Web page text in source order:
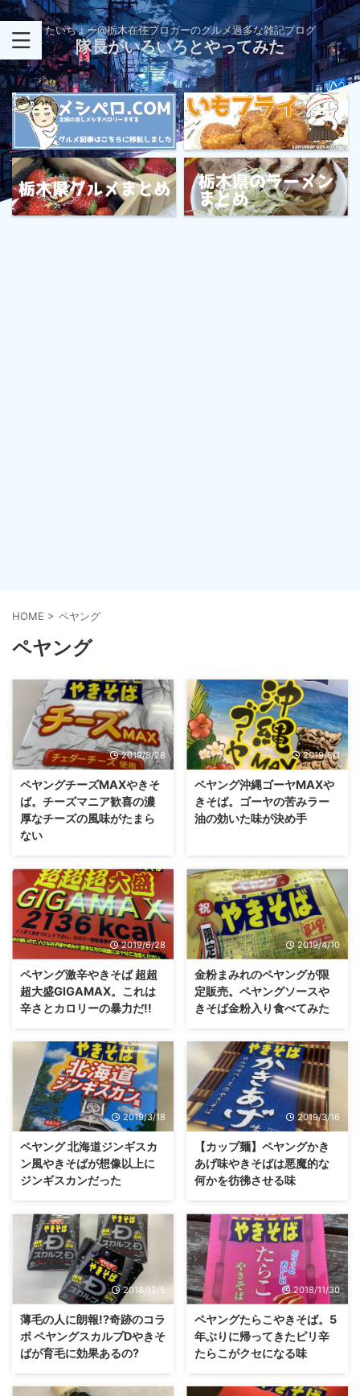
たいちょー@栃木在住ブロガーのグルメ過多な雑記ブログ
隊長がいろいろとやってみた
HOME > ペヤング
ペヤング
2019/8/28
ペヤングチーズMAXやきそ
ば。チーズマニア歓喜の濃
厚なチーズの風味がたまら
ない
2019/8/1
ペヤング沖縄ゴーヤMAXや
きそば。ゴーヤの苦みラー
油の効いた味が決め手
2019/6/28
ペヤング激辛やきそば 超超
超大盛GIGAMAX。これは
辛さとカロリーの暴力だ!!
2019/4/10
金粉まみれのペヤングが限
定販売。ペヤングソースや
きそば金粉入り食べてみた
2019/3/18
ペヤング 北海道ジンギスカ
ン風やきそばが想像以上に
ジンギスカンだった
2019/3/16
【カップ麺】ペヤングかき
あげ味やきそばは悪魔的な
何かを彷彿させる味
2018/12/5
薄毛の人に朗報!?奇跡のコラ
ボ ペヤングスカルプDやきそ
ばが育毛に効果あるの?
2018/11/30
ペヤングたらこやきそば。5
年ぶりに帰ってきたピリ辛
たらこがクセになる味